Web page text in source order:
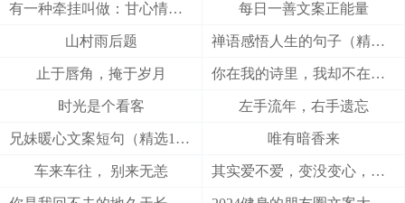
有一种牵挂叫做：甘心情愿！ 每日一善文案正能量
山村雨后题 禅语感悟人生的句子（精选27句）
止于唇角，掩于岁月 你在我的诗里，我却不在你的梦里
时光是个看客 左手流年，右手遗忘
兄妹暖心文案短句（精选100句） 唯有暗香来
车来车往， 别来无恙 其实爱不爱，变没变心，身体最诚实